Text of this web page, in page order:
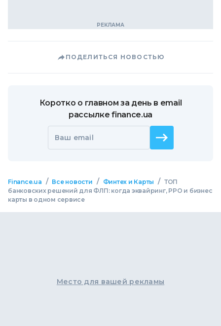
ПОДЕЛИТЬСЯ НОВОСТЬЮ
Коротко о главном за день в email
рассылке finance.ua
Ваш email
Finance.ua / Все новости / Финтех и Карты / ТОП
банковских решений для ФЛП: когда эквайринг, РРО и бизнес
карты в одном сервисе
Место для вашей рекламы